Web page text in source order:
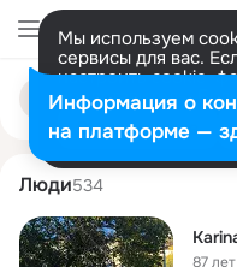
Мы используем
сервисы для вас.
настроить cookie-
представитель.
Разрешить все
Поиск
людям
karina akhmedova
Люди534
87 лет
Информация о
на платформе —